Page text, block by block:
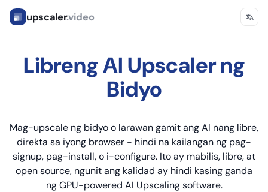
upscaler.video
Libreng AI Upscaler ng
Bidyo
Mag-upscale ng bidyo o larawan gamit ang AI nang libre,
direkta sa iyong browser - hindi na kailangan ng pag-
signup, pag-install, o i-configure. Ito ay mabilis, libre, at
open source, ngunit ang kalidad ay hindi kasing ganda
ng GPU-powered AI Upscaling software.